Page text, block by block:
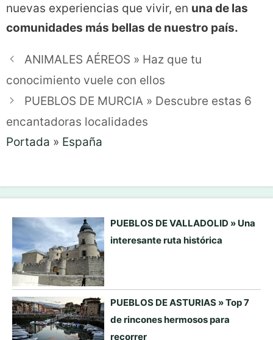
nuevas experiencias que vivir, en una de las
comunidades más bellas de nuestro país.
ANIMALES AÉREOS » Haz que tu
conocimiento vuele con ellos
PUEBLOS DE MURCIA » Descubre estas 6
encantadoras localidades
Portada » España
PUEBLOS DE VALLADOLID » Una
interesante ruta histórica
PUEBLOS DE ASTURIAS » Top 7
de rincones hermosos para
recorrer